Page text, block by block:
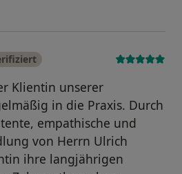
Klientin unserer
in die Praxis. Durch
empathische und
von Herrn Ulrich
ihre langjährigen